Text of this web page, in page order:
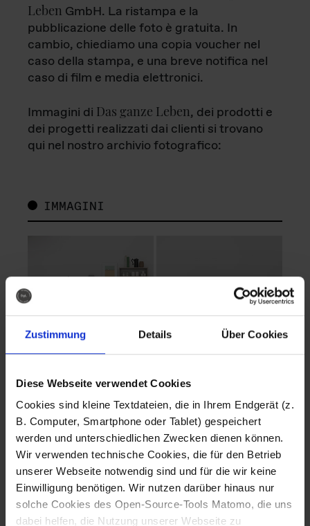
Zustimmung Details Über Cookies
Diese Webseite verwendet Cookies
Cookies sind kleine Textdateien, die in Ihrem Endgerät (z.
B. Computer, Smartphone oder Tablet) gespeichert
werden und unterschiedlichen Zwecken dienen können.
Wir verwenden technische Cookies, die für den Betrieb
unserer Webseite notwendig sind und für die wir keine
Einwilligung benötigen. Wir nutzen darüber hinaus nur
solche Cookies des Open-Source-Tools Matomo, die uns
dabei helfen, die Nutzung unserer Webseite zu
Leben GmbH. La ristampa e la
pubblicazione delle foto è gratuita. In
cambio, chiediamo una copia voucher nel
caso della stampa, e una breve notifica nel
caso di film e media elettronici.
Immagini di Das ganze Leben, dei prodotti e
dei progetti realizzati dai clienti si trovano
qui nel nostro archivio fotografico:
IMMAGINI
Fotografo: Lorenz
Sternbach
Download
Fotografo: Lorenz
Sternbach
Download